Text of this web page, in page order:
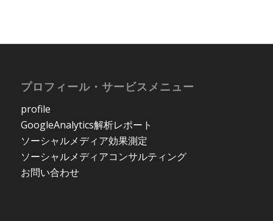
プロフィール・サービスメニュー
profile
GoogleAnalytics解析レポート
ソーシャルメディア効果測定
ソーシャルメディアコンサルティング
お問い合わせ